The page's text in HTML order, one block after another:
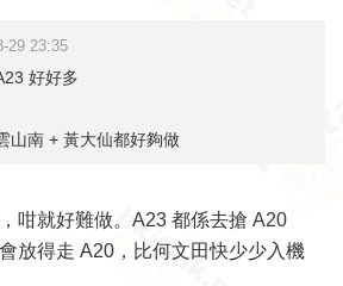
29 23:35
好好多
山南 + 黃大仙都好夠做
咁就好難做。A23 都係去搶 A20
放得走 A20，比何文田快少少入機